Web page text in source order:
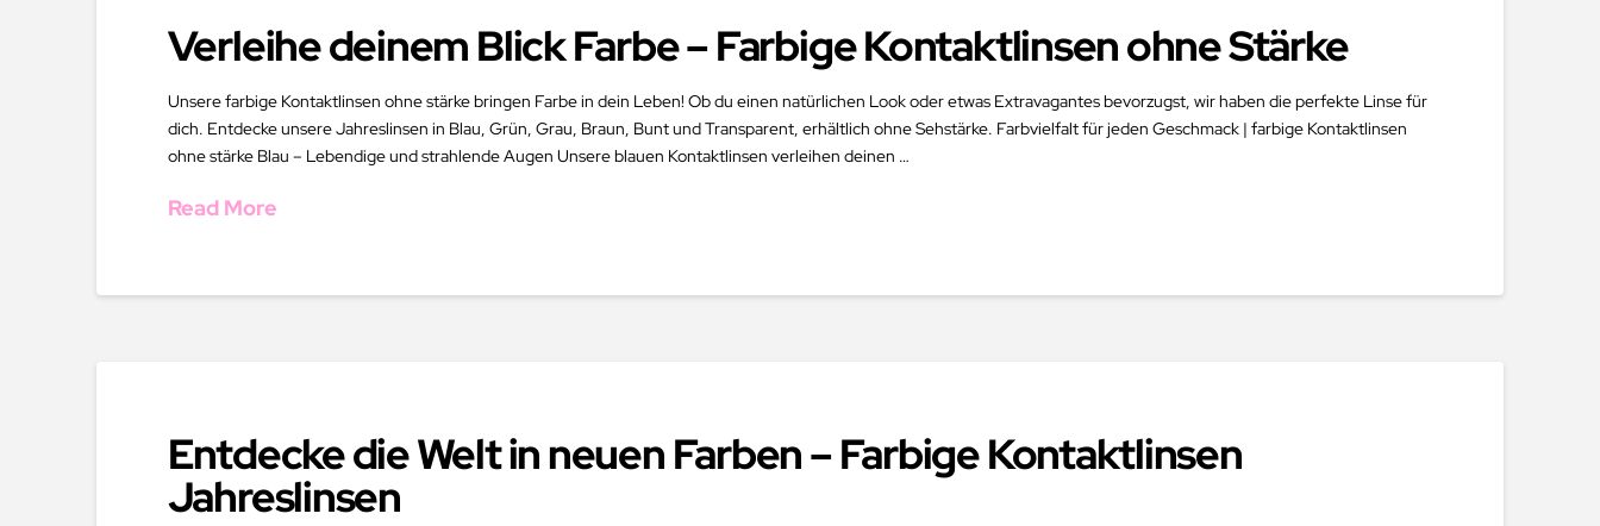
Verleihe deinem Blick Farbe – Farbige Kontaktlinsen ohne Stärke
Unsere farbige Kontaktlinsen ohne stärke bringen Farbe in dein Leben! Ob du einen natürlichen Look oder etwas Extravagantes bevorzugst, wir haben die perfekte Linse für
dich. Entdecke unsere Jahreslinsen in Blau, Grün, Grau, Braun, Bunt und Transparent, erhältlich ohne Sehstärke. Farbvielfalt für jeden Geschmack | farbige Kontaktlinsen
ohne stärke Blau – Lebendige und strahlende Augen Unsere blauen Kontaktlinsen verleihen deinen …
Read More
Entdecke die Welt in neuen Farben – Farbige Kontaktlinsen
Jahreslinsen